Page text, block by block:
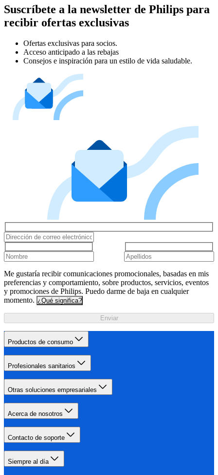
Suscríbete a la newsletter de Philips para
recibir ofertas exclusivas
Ofertas exclusivas para socios.
Acceso anticipado a las rebajas
Consejos e inspiración para un estilo de vida saludable.
Me gustaría recibir comunicaciones promocionales, basadas en mis
preferencias y comportamiento, sobre productos, servicios, eventos
y promociones de Philips. Puedo darme de baja en cualquier
momento. ¿Qué significa?
Enviar
Productos de consumo
Profesionales sanitarios
Otras soluciones empresariales
Acerca de nosotros
Contacto de soporte
Siempre al día